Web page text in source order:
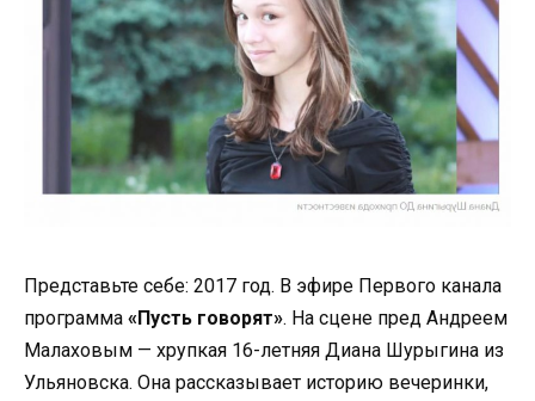
Представьте себе: 2017 год. В эфире Первого канала
программа «Пусть говорят». На сцене пред Андреем
Малаховым — хрупкая 16-летняя Диана Шурыгина из
Ульяновска. Она рассказывает историю вечеринки,